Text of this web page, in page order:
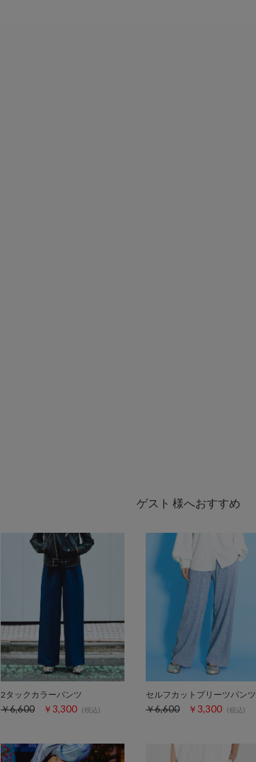
ゲスト 様へおすすめ
2タックカラーパンツ
￥6,600 ￥3,300 (税込)
セルフカットプリーツパンツ
￥6,600 ￥3,300 (税込)